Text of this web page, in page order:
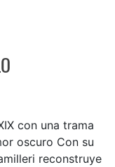
con una trama
oscuro Con su
reconstruye